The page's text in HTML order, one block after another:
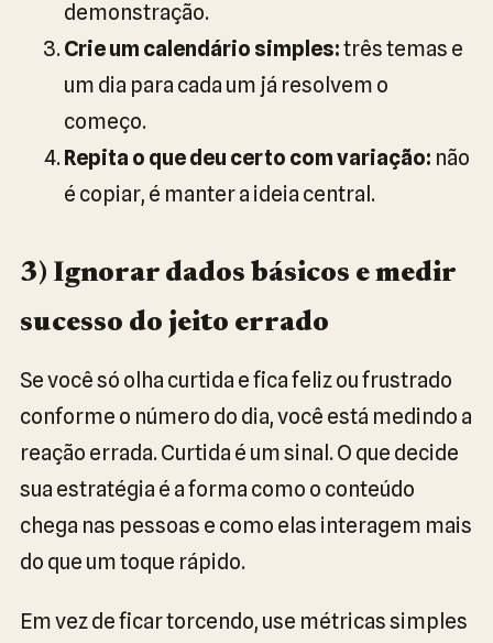
demonstração.
Crie um calendário simples:três temas e
um dia para cada um já resolvem o
começo.
Repita o que deu certo com variação: não
é copiar, é manter a ideia central.
3) Ignorar dados básicos e medir
sucesso do jeito errado
Se você só olha curtida e fica feliz ou frustrado
conforme o número do dia, você está medindo a
reação errada. Curtida é um sinal. O que decide
sua estratégia é a forma como o conteúdo
chega nas pessoas e como elas interagem mais
do que um toque rápido.
Em vez de ficar torcendo, use métricas simples